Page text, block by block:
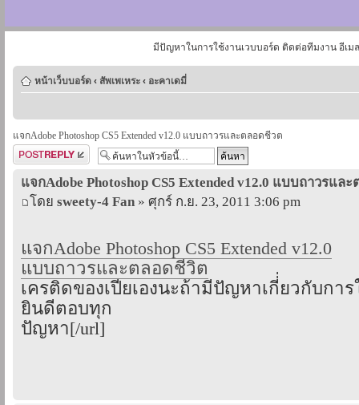
มีปัญหาในการใช้งานเวบบอร์ด ติดต่อทีมงาน อีเม
หน้าเว็บบอร์ด ‹ สัพเพเหระ ‹ อะคาเดมี่
แจกAdobe Photoshop CS5 Extended v12.0 แบบถาวรและตลอดชีวต
ตอบกระทู้
แจกAdobe Photoshop CS5 Extended v12.0 แบบถาวรแล
โดย sweety-4 Fan » ศุกร์ ก.ย. 23, 2011 3:06 pm
แจกAdobe Photoshop CS5 Extended v12.0
แบบถาวรและตลอดชีวิต
เครติดของเปียเองนะถ้ามีปัญหาเกี่่ยวกับกา
ยินดีตอบทุก
ปัญหา[/url]